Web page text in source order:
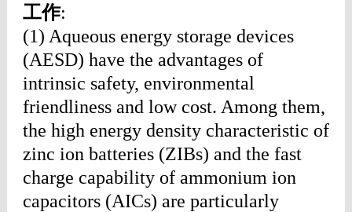
工作:
(1) Aqueous energy storage devices
(AESD) have the advantages of
intrinsic safety, environmental
friendliness and low cost. Among them,
the high energy density characteristic of
zinc ion batteries (ZIBs) and the fast
charge capability of ammonium ion
capacitors (AICs) are particularly